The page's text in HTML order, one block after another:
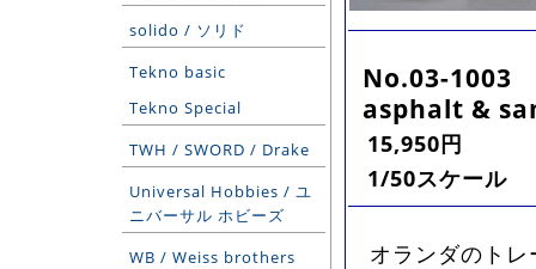
solido / ソリド
Tekno basic
Tekno Special
TWH / SWORD / Drake
Universal Hobbies / ユ
ニバーサル ホビーズ
WB / Weiss brothers
No.03-1003
asphalt &
15,950円
1/50スケール
オランダのト